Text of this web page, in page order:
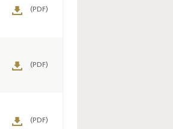
(PDF)
(PDF)
(PDF)
dans
2026